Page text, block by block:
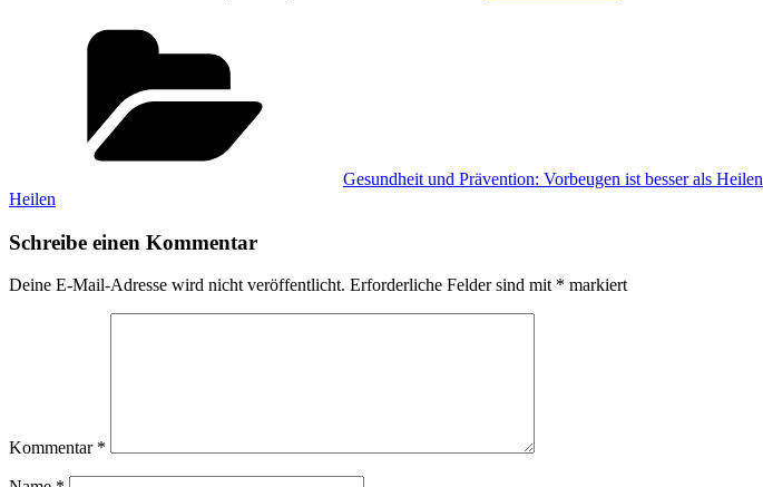
Gesundheit und Prävention: Vorbeugen ist besser als Heilen
Heilen
Schreibe einen Kommentar
Deine E-Mail-Adresse wird nicht veröffentlicht. Erforderliche Felder sind mit * markiert
Kommentar *